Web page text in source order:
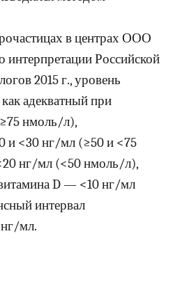
в центрах ООО
Российской
2015 г., уровень
адекватный при
нмоль/л),
и <30 нг/мл (≥50 и <75
нг/мл (<50 нмоль/л),
D — <10 нг/мл
интервал
нг/мл.